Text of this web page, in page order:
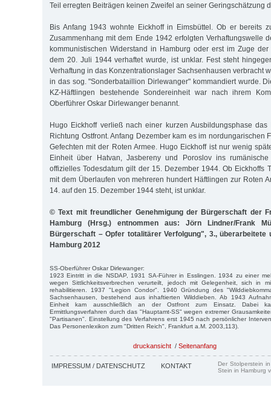
Teil erregten Beiträgen keinen Zweifel an seiner Geringschätzung
Bis Anfang 1943 wohnte Eickhoff in Eimsbüttel. Ob er bereits
Zusammenhang mit dem Ende 1942 erfolgten Verhaftungswelle
kommunistischen Widerstand in Hamburg oder erst im Zuge der
dem 20. Juli 1944 verhaftet wurde, ist unklar. Fest steht
Verhaftung in das Konzentrationslager Sachsenhausen verbracht
in das sog. "Sonderbataillion Dirlewanger" kommandiert wurde.
KZ-Häftlingen bestehende Sondereinheit war nach ihrem
Oberführer Oskar Dirlewanger benannt.
Hugo Eickhoff verließ nach einer kurzen Ausbildungsphase das
Richtung Ostfront. Anfang Dezember kam es im nordungarischen
Gefechten mit der Roten Armee. Hugo Eickhoff ist nur wenig
Einheit über Hatvan, Jasbereny und Poroslov ins
offizielles Todesdatum gilt der 15. Dezember 1944. Ob Eickhoffs
mit dem Überlaufen von mehreren hundert Häftlingen zur Roten
14. auf den 15. Dezember 1944 steht, ist unklar.
© Text mit freundlicher Genehmigung der Bürgerschaft der
Hamburg (Hrsg.) entnommen aus: Jörn Lindner/Frank
Bürgerschaft – Opfer totalitärer Verfolgung", 3., überarbeitete
Hamburg 2012
SS-Oberführer Oskar Dirlewanger:
1923 Eintritt in die NSDAP, 1931 SA-Führer in Esslingen. 1934 zu einer
wegen Sittlichkeitsverbrechen verurteilt, jedoch mit Gelegenheit, sich in
rehabilitieren. 1937 "Legion Condor". 1940 Gründung des
Sachsenhausen, bestehend aus inhaftierten Wilddieben. Ab 1943
Einheit kam ausschließlich an der Ostfront zum Einsatz. Dabei
Ermittlungsverfahren durch das "Hauptamt-SS" wegen extremer
"Partisanen". Einstellung des Verfahrens erst 1945 nach persönlicher
Das Personenlexikon zum "Dritten Reich", Frankfurt a.M. 2003,113).
druckansicht / Seitenanfang
IMPRESSUM / DATENSCHUTZ KONTAKT
Der Stolperstein
Stein in Hamburg